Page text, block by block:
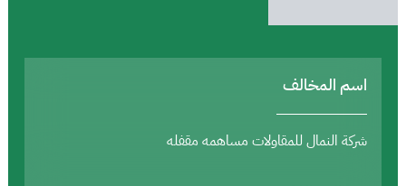
اسم المخالف
شركة النمال للمقاولات مساهمه مقفله